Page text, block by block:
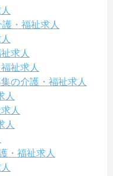
・福祉求人
求人
祉求人
の介護・福祉求人
人
人
人
・福祉求人